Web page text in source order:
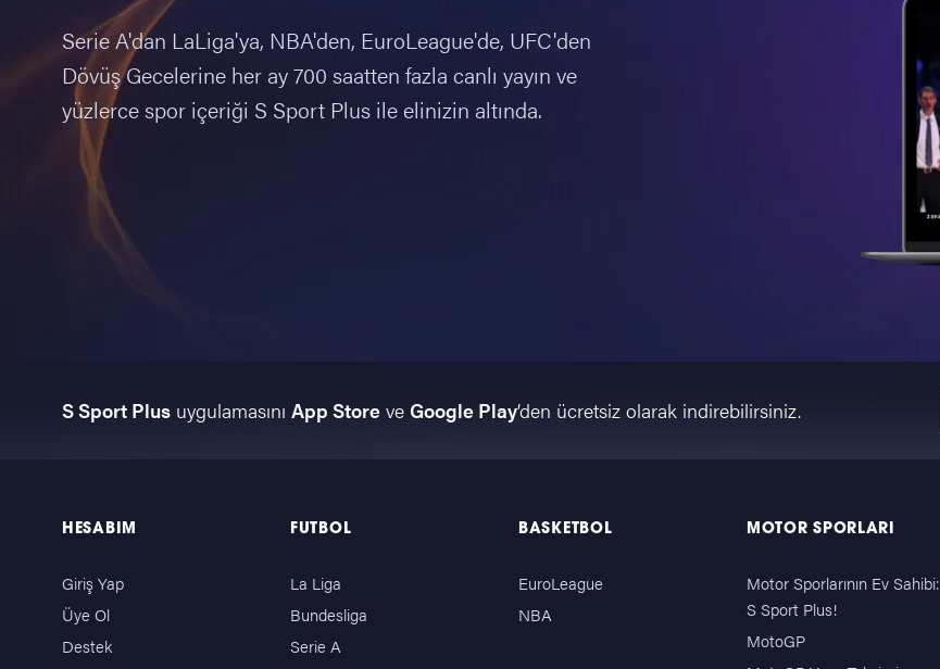
Serie A'dan LaLiga'ya, NBA'den, EuroLeague'de, UFC'den
Dövüş Gecelerine her ay 700 saatten fazla canlı yayın ve
yüzlerce spor içeriği S Sport Plus ile elinizin altında.
S Sport Plus uygulamasınıApp Store ve Google Play’den ücretsiz olarak indirebilirsiniz.
HESABIM
Giriş Yap
Üye Ol
Destek
FUTBOL
La Liga
Bundesliga
Serie A
BASKETBOL
EuroLeague
NBA
MOTOR SPORLARI
Motor Sporlarının Ev Sahibi:
S Sport Plus!
MotoGP